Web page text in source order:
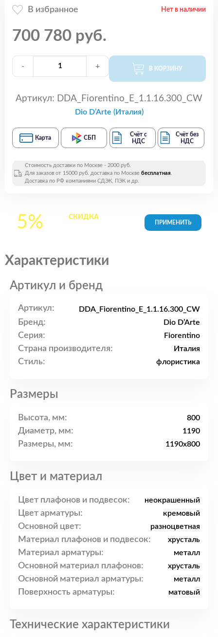
В избранное Нет в наличии
700 780 руб.
- + В КОРЗИНУ
Артикул: DDA_Fiorentino_E_1.1.16.300_CW
Dio D’Arte (Италия)
Карта СБП
Счёт с
НДС
Счёт без
НДС
Стоимость доставки по Москве - 2000 руб.
Для заказов от 15000 руб. доставка по Москве бесплатная.
Доставка по РФ компаниями СДЭК, ПЭК и др.
5% СКИДКАна все
Характеристики
Артикул и бренд
Артикул: DDA_Fiorentino_E_1.1.16.300_CW
Бренд: Dio D’Arte
Серия: Fiorentino
Страна производителя: Италия
Стиль: флористика
Размеры
Высота, мм: 800
Диаметр, мм: 1190
Размеры, мм: 1190x800
Цвет и материал
Цвет плафонов и подвесок: неокрашенный
Цвет арматуры: кремовый
Основной цвет: разноцветная
Материал плафонов и подвесок: хрусталь
Материал арматуры: металл
Основной материал плафонов: хрусталь
Основной материал арматуры: металл
Поверхность арматуры: матовый
Технические характеристики